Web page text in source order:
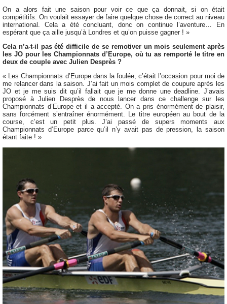
On a alors fait une saison pour voir ce que ça donnait, si on était
compétitifs. On voulait essayer de faire quelque chose de correct au niveau
international. Cela a été concluant, donc on continue l’aventure… En
espérant que ça aille jusqu’à Londres et qu’on puisse gagner ! »
Cela n’a-t-il pas été difficile de se remotiver un mois seulement après
les JO pour les Championnats d’Europe, où tu as remporté le titre en
deux de couple avec Julien Desprès ?
« Les Championnats d’Europe dans la foulée, c’était l’occasion pour moi de
me relancer dans la saison. J’ai fait un mois complet de coupure après les
JO et je me suis dit qu’il fallait que je me donne une deadline. J’avais
proposé à Julien Desprès de nous lancer dans ce challenge sur les
Championnats d’Europe et il a accepté. On a pris énormément de plaisir,
sans forcément s’entraîner énormément. Le titre européen au bout de la
course, c’est un petit plus. J’ai passé de supers moments aux
Championnats d’Europe parce qu’il n’y avait pas de pression, la saison
étant faite ! »